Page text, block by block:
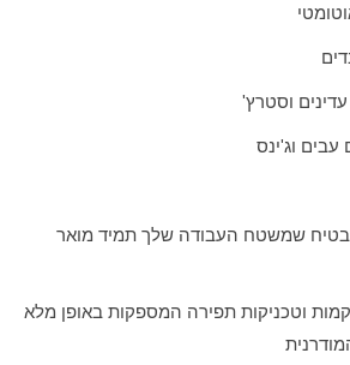
וסטרץ'
עבים וג'ינס
שמשטח העבודה שלך תמיד מואר
וטכניקות תפירה המספקות באופן מלא